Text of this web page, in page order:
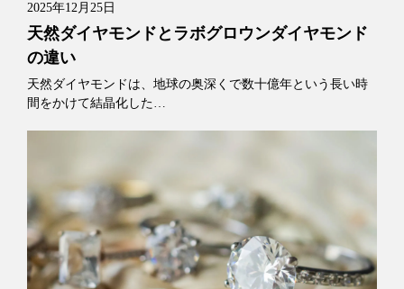
2025年12月25日
天然ダイヤモンドとラボグロウンダイヤモンド
の違い
天然ダイヤモンドは、地球の奥深くで数十億年という長い時
間をかけて結晶化した…